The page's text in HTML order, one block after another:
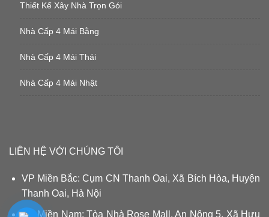
Thiết Kế Xây Nhà Trọn Gói
Nhà Cấp 4 Mái Bằng
Nhà Cấp 4 Mái Thái
Nhà Cấp 4 Mái Nhật
LIÊN HỆ VỚI CHÚNG TÔI
VP Miền Bắc: Cụm CN Thanh Oai, Xã Bích Hòa, Huyện
Thanh Oai, Hà Nội
VP Miền Nam: Tòa Nhà Rose Mall, An Nông 5, Xã Hựu